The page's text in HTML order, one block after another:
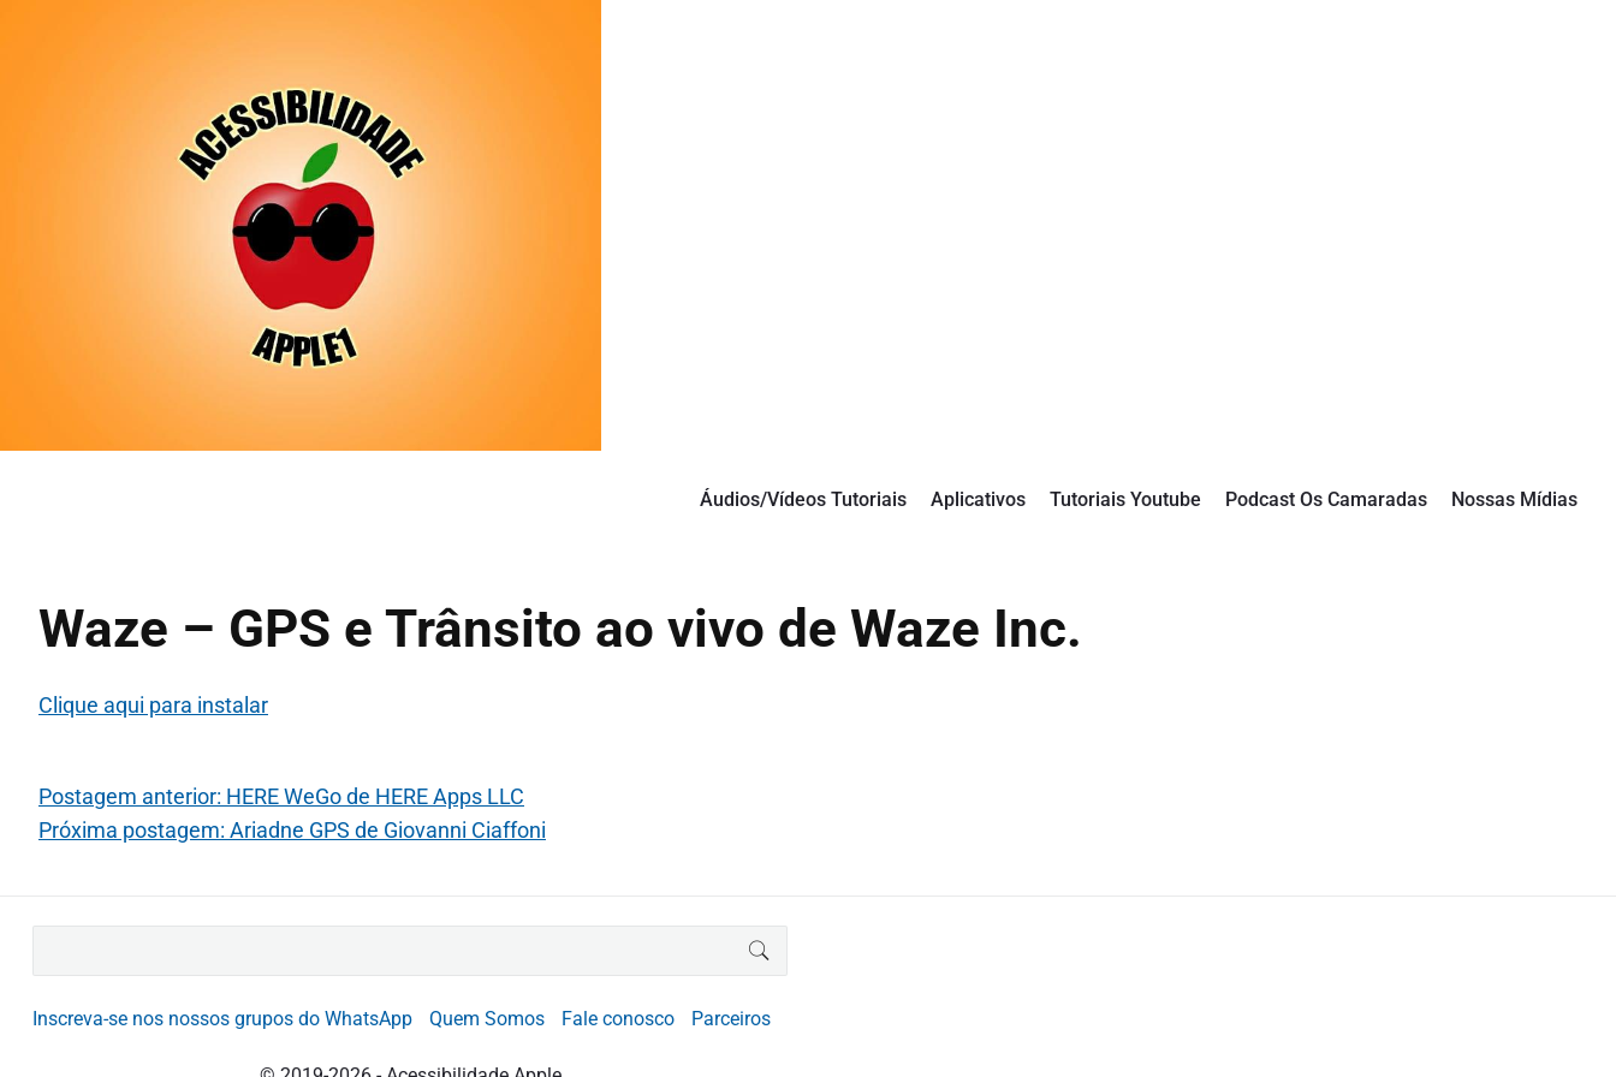
Áudios/Vídeos Tutoriais Aplicativos Tutoriais Youtube Podcast Os Camaradas Nossas Mídias
Waze – GPS e Trânsito ao vivo de Waze Inc.
Clique aqui para instalar
Postagem anterior: HERE WeGo de HERE Apps LLC
Próxima postagem: Ariadne GPS de Giovanni Ciaffoni
c
BUSCAR
Inscreva-se nos nossos grupos do WhatsApp Quem Somos Fale conosco Parceiros